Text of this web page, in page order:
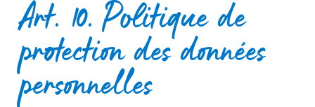
Art. 10. Politique de
protection des données
personnelles